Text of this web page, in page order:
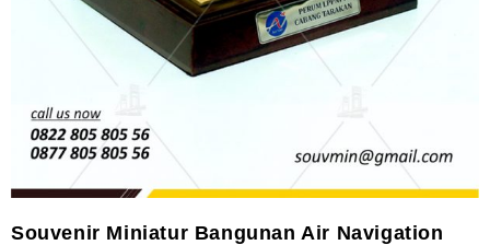
Souvenir Miniatur Bangunan Air Navigation